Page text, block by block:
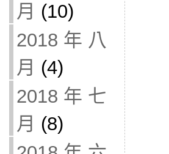
月 (10)
2018 年 八
月 (4)
2018 年 七
月 (8)